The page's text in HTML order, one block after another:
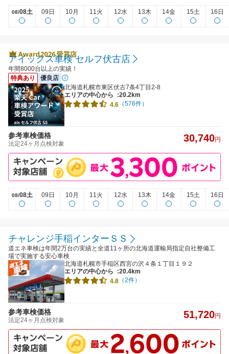
08/08土 09日 10月 11火 12水 13木 14金 15土 16日
アイックス車検 セルフ伏古店
年間8000台以上の実績！
特典あり
優良店
北海道札幌市東区伏古7条4丁目2-8
エリアの中心から
:20.2km
4.6 （576件）
参考車検価格
法定24ヶ月点検対象 30,740円
08/08土 09日 10月 11火 12水 13木 14金 15土 16日
チャレンジ手稲インターＳＳ
道エネ車検は年間2万台の実績と全道11ヶ所の北海道運輸局指定自社整備工
場で実施する安心車検
北海道札幌市手稲区西宮の沢４条１丁目１９２
エリアの中心から
:20.4km
4.8 （2件）
参考車検価格
法定24ヶ月点検対象 51,720円